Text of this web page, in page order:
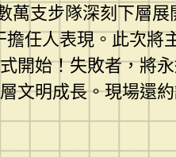
萬支步隊深刻下層展
擔任人表現。此次將
開始！失敗者，將
文明成長。現場還